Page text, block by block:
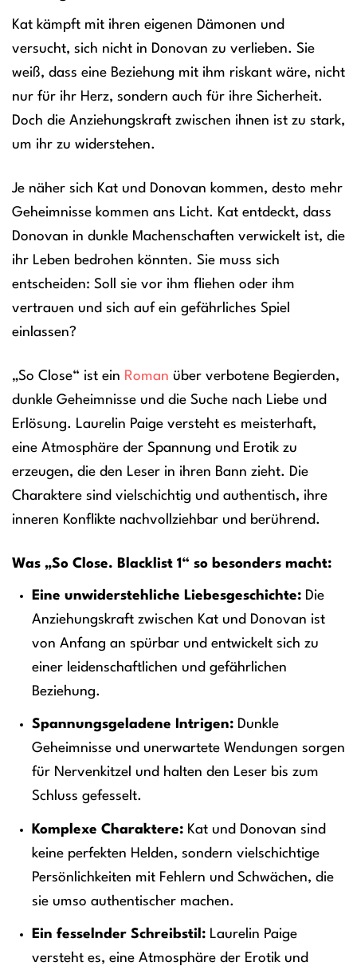
Kat kämpft mit ihren eigenen Dämonen und
versucht, sich nicht in Donovan zu verlieben. Sie
weiß, dass eine Beziehung mit ihm riskant wäre, nicht
nur für ihr Herz, sondern auch für ihre Sicherheit.
Doch die Anziehungskraft zwischen ihnen ist zu stark,
um ihr zu widerstehen.
Je näher sich Kat und Donovan kommen, desto mehr
Geheimnisse kommen ans Licht. Kat entdeckt, dass
Donovan in dunkle Machenschaften verwickelt ist, die
ihr Leben bedrohen könnten. Sie muss sich
entscheiden: Soll sie vor ihm fliehen oder ihm
vertrauen und sich auf ein gefährliches Spiel
einlassen?
„So Close“ ist ein Roman über verbotene Begierden,
dunkle Geheimnisse und die Suche nach Liebe und
Erlösung. Laurelin Paige versteht es meisterhaft,
eine Atmosphäre der Spannung und Erotik zu
erzeugen, die den Leser in ihren Bann zieht. Die
Charaktere sind vielschichtig und authentisch, ihre
inneren Konflikte nachvollziehbar und berührend.
Was „So Close. Blacklist 1“ so besonders macht:
Eine unwiderstehliche Liebesgeschichte:Die
Anziehungskraft zwischen Kat und Donovan ist
von Anfang an spürbar und entwickelt sich zu
einer leidenschaftlichen und gefährlichen
Beziehung.
Spannungsgeladene Intrigen:Dunkle
Geheimnisse und unerwartete Wendungen sorgen
für Nervenkitzel und halten den Leser bis zum
Schluss gefesselt.
Komplexe Charaktere:Kat und Donovan sind
keine perfekten Helden, sondern vielschichtige
Persönlichkeiten mit Fehlern und Schwächen, die
sie umso authentischer machen.
Ein fesselnder Schreibstil:Laurelin Paige
versteht es, eine Atmosphäre der Erotik und